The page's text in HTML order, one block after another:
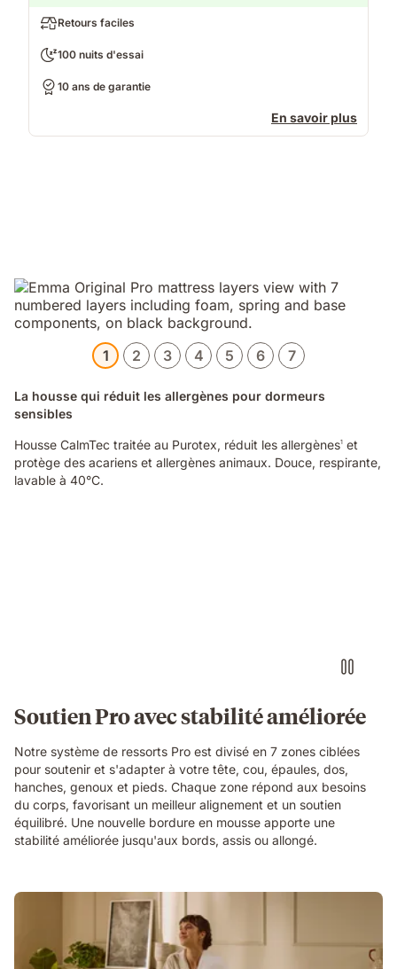
Retours faciles
100 nuits d'essai
10 ans de garantie
En savoir plus
1 2 3 4 5 6 7
La housse qui réduit les allergènes pour dormeurs
sensibles
Housse CalmTec traitée au Purotex, réduit les allergènes1 et
protège des acariens et allergènes animaux. Douce, respirante,
lavable à 40°C.
Original
mattress
with
a
layers
view
showing
spring
her.
Soutien Pro avec stabilité améliorée
Notre système de ressorts Pro est divisé en 7 zones ciblées
pour soutenir et s'adapter à votre tête, cou, épaules, dos,
hanches, genoux et pieds. Chaque zone répond aux besoins
du corps, favorisant un meilleur alignement et un soutien
équilibré. Une nouvelle bordure en mousse apporte une
stabilité améliorée jusqu'aux bords, assis ou allongé.